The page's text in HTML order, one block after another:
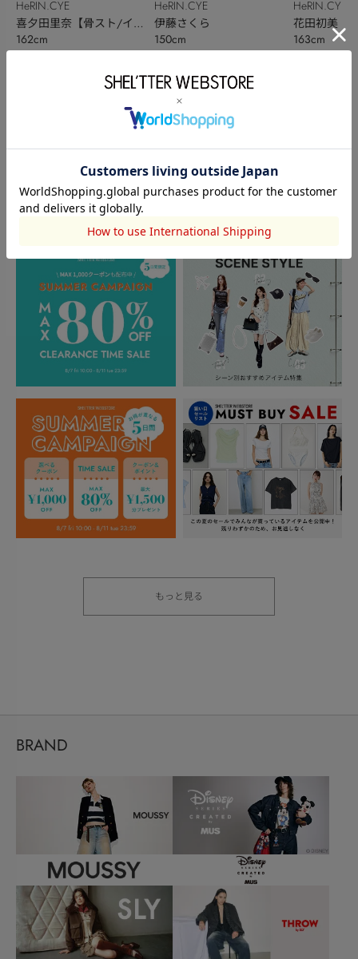
HeRIN.CYE
喜夕田里奈【骨スト/イエ
ベ秋】
162cm
HeRIN.CYE
伊藤さくら
150cm
HeRIN.CYE
花田初美
163cm
このアイテムを見た人がチェックしている商品
TOPICS
もっと見る
BRAND